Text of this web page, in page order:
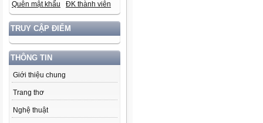
Quên mật khẩu ĐK thành viên
TRUY CẬP ĐIỂM
THÔNG TIN
Giới thiệu chung
Trang thơ
Nghệ thuật